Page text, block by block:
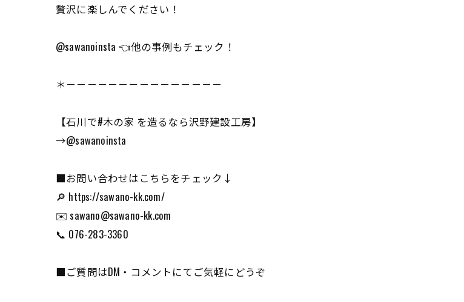
贅沢に楽しんでください！
@sawanoinsta 👈他の事例もチェック！
＊－－－－－－－－－－－－－－－
【石川で#木の家 を造るなら沢野建設工房】
→@sawanoinsta
■お問い合わせはこちらをチェック↓
🔎 https://sawano-kk.com/
✉️ sawano@sawano-kk.com
📞 076-283-3360
■ご質問はDM・コメントにてご気軽にどうぞ